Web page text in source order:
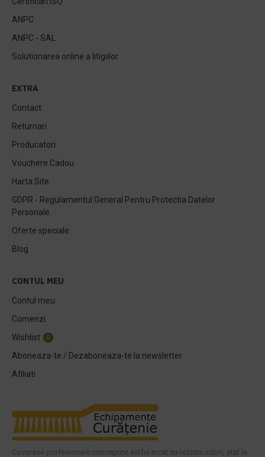
ANPC
ANPC - SAL
Solutionarea online a litigiilor
EXTRA
Contact
Returnari
Producatori
Vouchere Cadou
Harta Site
GDPR - Regulamentul General Pentru Protectia Datelor
Personale
Oferte speciale
Blog
CONTUL MEU
Contul meu
Comenzi
Wishlist
0
Aboneaza-te / Dezaboneaza-te la newsletter
Afiliati
Covorase profesionale concepute astfel incat sa reziste uzurii, atat la